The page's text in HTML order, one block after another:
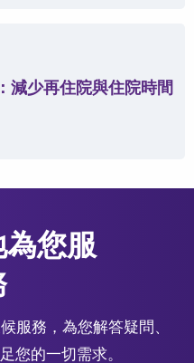
減少再住院與住院時間
您服
服務，為您解答疑問、
您的一切需求。